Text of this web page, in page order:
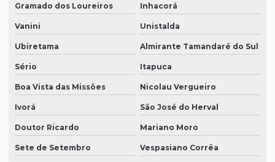
Gramado dos Loureiros Inhacorá
Vanini Unistalda
Ubiretama Almirante Tamandaré do Sul
Sério Itapuca
Boa Vista das Missões Nicolau Vergueiro
Ivorá São José do Herval
Doutor Ricardo Mariano Moro
Sete de Setembro Vespasiano Corrêa